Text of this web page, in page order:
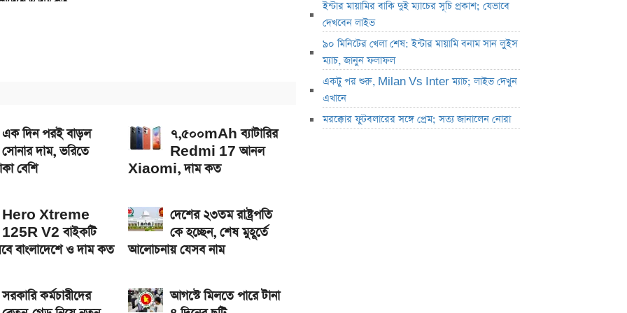
যাবে
এক দিন পরই বাড়ল
সোনার দাম, ভরিতে
বেশি
৭,৫০০mAh ব্যাটারির
Redmi 17 আনল
Xiaomi, দাম কত
Hero Xtreme
125R V2 বাইকটি
বাংলাদেশে ও দাম কত
দেশের ২৩তম রাষ্ট্রপতি
কে হচ্ছেন, শেষ মুহূর্তে
আলোচনায় যেসব নাম
সরকারি কর্মচারীদের
আগস্টে মিলতে পারে টানা
ইন্টার মায়ামির বাকি দুই ম্যাচের সূচি প্রকাশ; যেভাবে
দেখবেন লাইভ
৯০ মিনিটের খেলা শেষ: ইন্টার মায়ামি বনাম সান লুইস
ম্যাচ, জানুন ফলাফল
একটু পর শুরু, Milan Vs Inter ম্যাচ; লাইভ দেখুন
এখানে
মরক্কোর ফুটবলারের সঙ্গে প্রেম; সত্য জানালেন নোরা